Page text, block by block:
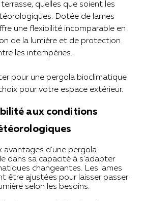
quelles que soient les
Dotée de lames
une flexibilité incomparable en
de la lumière et de protection
les intempéries.
pour une pergola bioclimatique
pour votre espace extérieur.
aux conditions
avantages d'une pergola
dans sa capacité à s'adapter
changeantes. Les lames
être ajustées pour laisser passer
selon les besoins.